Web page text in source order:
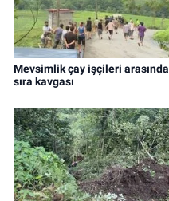
Mevsimlik çay işçileri arasında
sıra kavgası